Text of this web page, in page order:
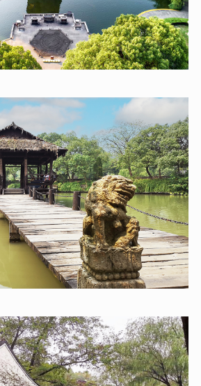
時期的建築風格，展示了濟公的生平
赭溪老街】‌-一條融合了千年歷史與現
白天可以欣賞江南古建築和非遺民